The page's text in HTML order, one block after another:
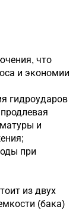
что
и экономии
гидроударов
и
при
из двух
(бака)